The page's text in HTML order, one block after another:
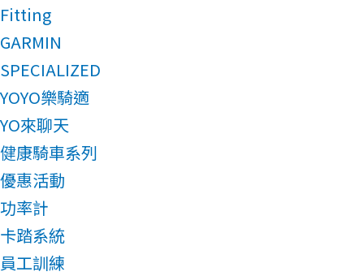
Fitting
GARMIN
SPECIALIZED
YOYO樂騎適
YO來聊天
健康騎車系列
優惠活動
功率計
卡踏系統
員工訓練